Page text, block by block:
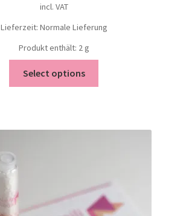
incl. VAT
Lieferzeit: Normale Lieferung
Produkt enthält: 2g
Select options